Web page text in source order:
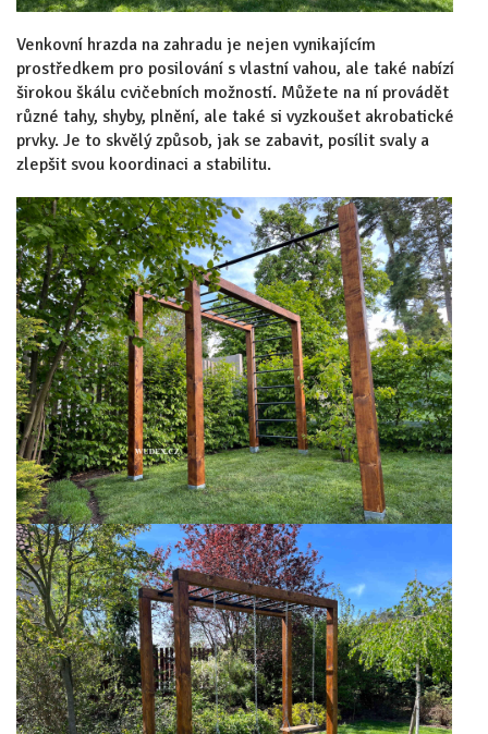
Venkovní hrazda na zahradu je nejen vynikajícím
prostředkem pro posilování s vlastní vahou, ale také nabízí
širokou škálu cvičebních možností. Můžete na ní provádět
různé tahy, shyby, plnění, ale také si vyzkoušet akrobatické
prvky. Je to skvělý způsob, jak se zabavit, posílit svaly a
zlepšit svou koordinaci a stabilitu.